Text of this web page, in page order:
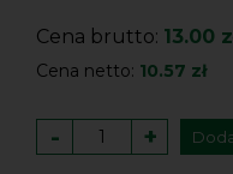
Cena brutto: 13.00
Cena netto: 10.57 zł
- +